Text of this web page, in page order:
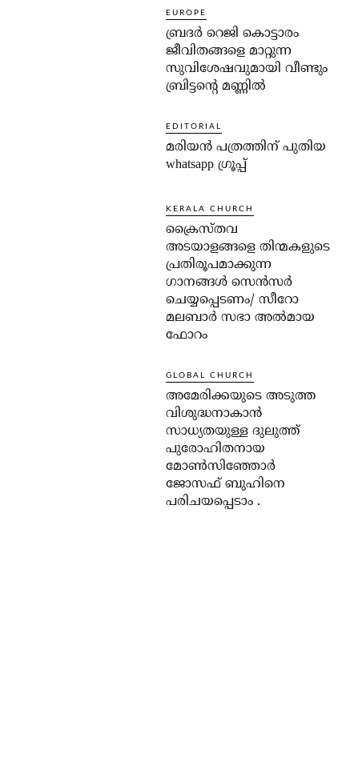
EUROPE
ബ്രദർ റെജി കൊട്ടാരം
ജീവിതങ്ങളെ മാറ്റുന്ന
സുവിശേഷവുമായി വീണ്ടും
ബ്രിട്ടന്റെ മണ്ണിൽ
EDITORIAL
മരിയൻ പത്രത്തിന് പുതിയ
whatsapp ഗ്രൂപ്പ്
KERALA CHURCH
ക്രൈസ്തവ
അടയാളങ്ങളെ തിന്മകളുടെ
പ്രതിരൂപമാക്കുന്ന
ഗാനങ്ങൾ സെൻസർ
ചെയ്യപ്പെടണം/ സീറോ
മലബാർ സഭാ അൽമായ
ഫോറം
GLOBAL CHURCH
അമേരിക്കയുടെ അടുത്ത
വിശുദ്ധനാകാൻ
സാധ്യതയുള്ള ദുലുത്ത്
പുരോഹിതനായ
മോൺസിഞ്ഞോർ
ജോസഫ് ബുഹിനെ
പരിചയപ്പെടാം .